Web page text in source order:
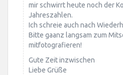
mir schwirrt heute noch der
Jahreszahlen.
Ich schreie auch nach
Bitte gaanz langsam zum
mitfotografieren!
Gute Zeit inzwischen
Liebe Grüße